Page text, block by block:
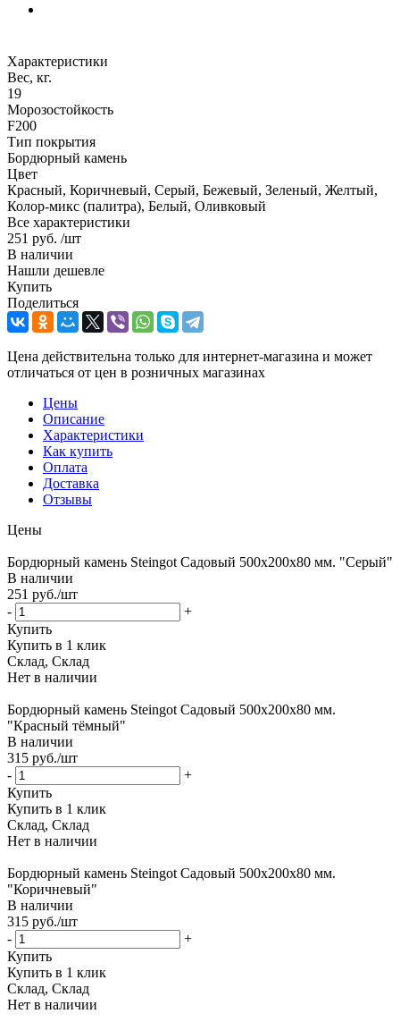
Характеристики
Вес, кг.
19
Морозостойкость
F200
Тип покрытия
Бордюрный камень
Цвет
Красный, Коричневый, Серый, Бежевый, Зеленый, Желтый,
Колор-микс (палитра), Белый, Оливковый
Все характеристики
251 руб. /шт
В наличии
Нашли дешевле
Купить
Поделиться
Цена действительна только для интернет-магазина и может
отличаться от цен в розничных магазинах
Цены
Описание
Характеристики
Как купить
Оплата
Доставка
Отзывы
Цены
Бордюрный камень Steingot Садовый 500х200х80 мм. "Серый"
В наличии
251 руб./шт
-
+
Купить
Купить в 1 клик
Склад, Склад
Нет в наличии
Бордюрный камень Steingot Садовый 500х200х80 мм.
"Красный тёмный"
В наличии
315 руб./шт
-
+
Купить
Купить в 1 клик
Склад, Склад
Нет в наличии
Бордюрный камень Steingot Садовый 500х200х80 мм.
"Коричневый"
В наличии
315 руб./шт
-
+
Купить
Купить в 1 клик
Склад, Склад
Нет в наличии